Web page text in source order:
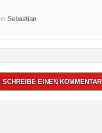
Sebastian
SCHREIBE EINEN KOMMENTAR